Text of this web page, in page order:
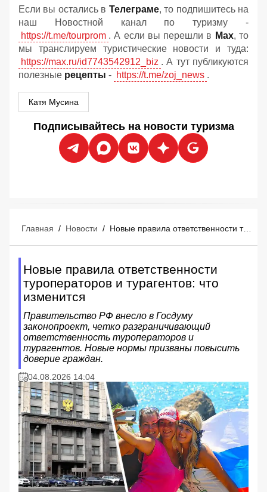
Если вы остались в Телеграме, то подпишитесь на
наш Новостной канал по туризму -
https://t.me/tourprom . А если вы перешли в Мах, то
мы транслируем туристические новости и туда:
https://max.ru/id7743542912_biz . А тут публикуются
полезные рецепты - https://t.me/zoj_news .
Катя Мусина
Подписывайтесь на новости туризма
Главная / Новости / Новые правила ответственности туроператоров и турагентов: что изменится
Новые правила ответственности
туроператоров и турагентов: что
изменится
Правительство РФ внесло в Госдуму
законопроект, четко разграничивающий
ответственность туроператоров и
турагентов. Новые нормы призваны повысить
доверие граждан.
04.08.2026 14:04